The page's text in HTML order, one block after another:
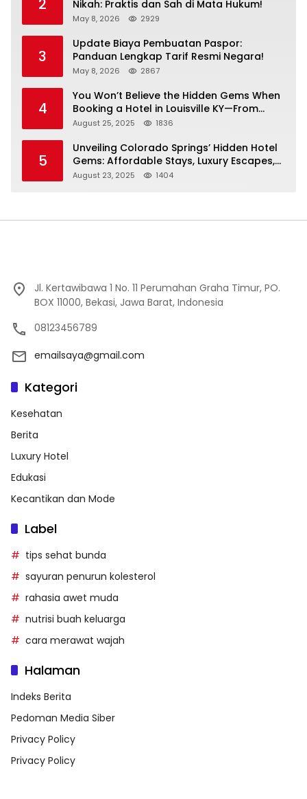
2
Nikah: Praktis dan Sah di Mata Hukum!
May 8, 2026 2929
3
Update Biaya Pembuatan Paspor:
Panduan Lengkap Tarif Resmi Negara!
May 8, 2026 2867
4
You Won’t Believe the Hidden Gems When
Booking a Hotel in Louisville KY—From
Cheap to Luxe!
August 25, 2025 1836
5
Unveiling Colorado Springs’ Hidden Hotel
Gems: Affordable Stays, Luxury Escapes,
and Everything In Between!
August 23, 2025 1404
Jl. Kertawibawa 1 No. 11 Perumahan Graha Timur, PO.
BOX 11000, Bekasi, Jawa Barat, Indonesia
08123456789
emailsaya@gmail.com
Kategori
Kesehatan
Berita
Luxury Hotel
Edukasi
Kecantikan dan Mode
Label
tips sehat bunda
sayuran penurun kolesterol
rahasia awet muda
nutrisi buah keluarga
cara merawat wajah
Halaman
Indeks Berita
Pedoman Media Siber
Privacy Policy
Privacy Policy